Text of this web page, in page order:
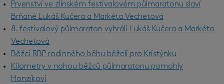
Prvenství ve zlínském festivalovém půlmaratonu slaví
Brňané Lukáš Kučera a Markéta Vechetová
8. festivalový půlmaraton vyhráli Lukáš Kučera a Markéta
Vechetová
Běžci RBP rodinného běhu běželi pro Kristýnku
Kilometry v nohou běžců půlmaratonu pomohly
Honzíkovi